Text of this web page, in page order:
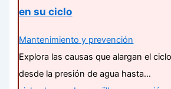
en su ciclo
Mantenimiento y prevención
Explora las causas que alargan el
desde la presión de agua hasta…